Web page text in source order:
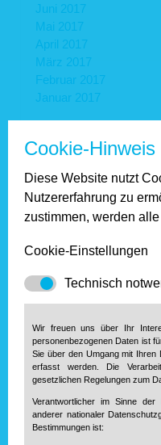
Juni 2017
Mai 2017
April 2017
März 2017
Februar 2017
Januar 2017
2016
Dezember 2016
November 2016
Oktober 2016
August 2016
Juli 2016
Juni 2016
April 2016
März 2016
Februar 2016
Januar 2016
2015
Cookie-Hinweis
Diese Website nutzt
Nutzererfahrung zu
zustimmen, werden
Cookie-Einstellungen
Technisch
Wir freuen uns über Ihr
personenbezogenen Daten ist
Sie über den Umgang mit
erfasst werden. Die
gesetzlichen Regelungen zum
Verantwortlicher im Sinne der
anderer nationaler
Bestimmungen ist: